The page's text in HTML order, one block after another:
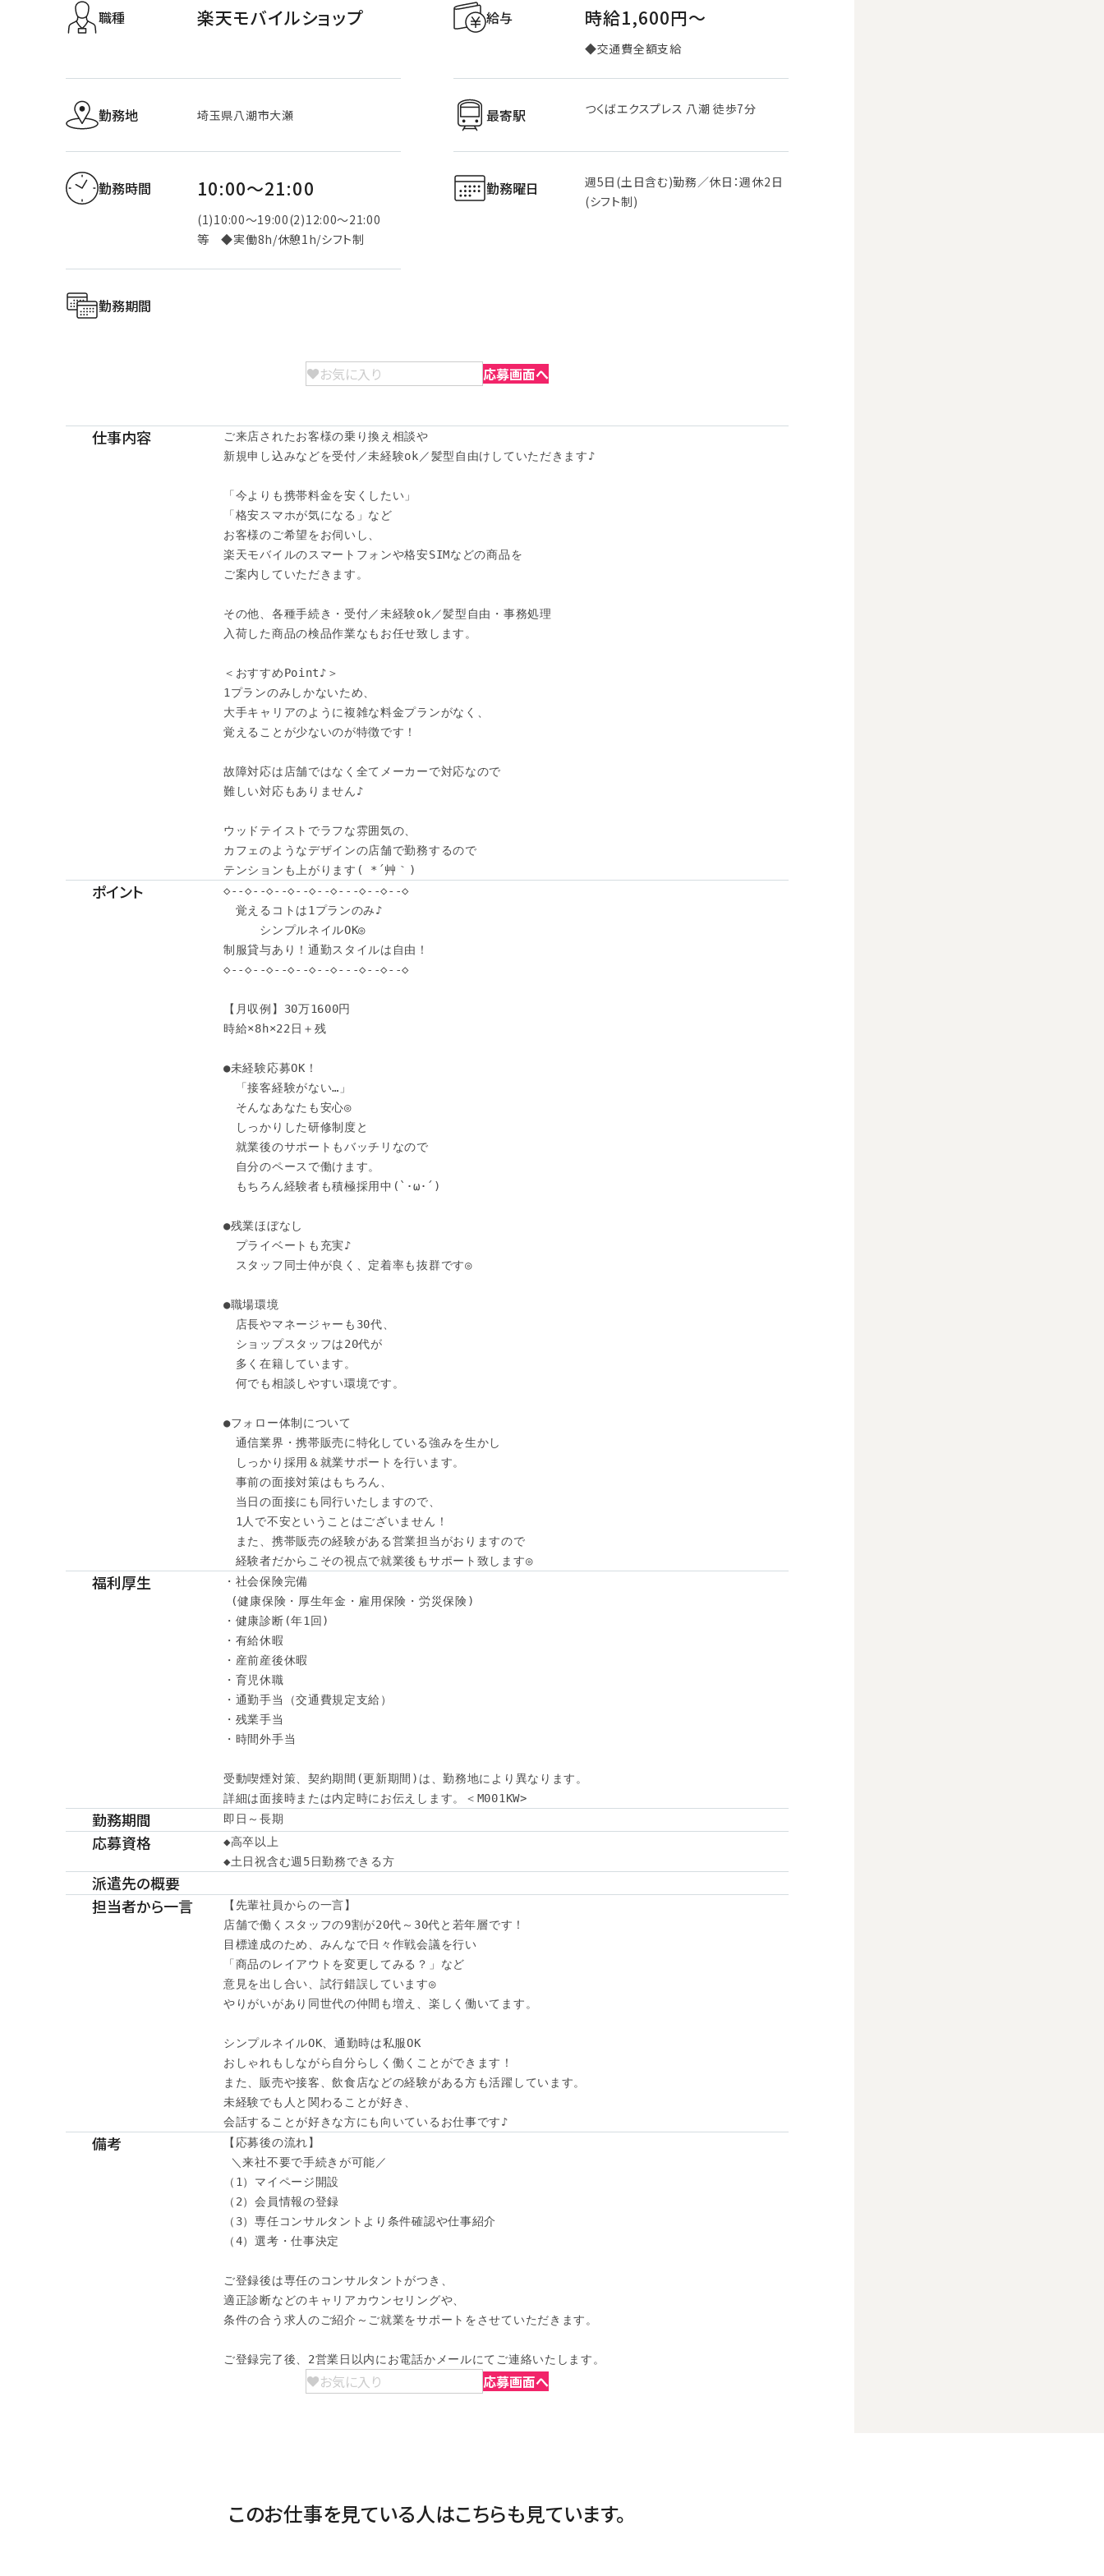
職種 楽天モバイルショップ 給与 時給1,600円〜
◆交通費全額支給
勤務地 埼玉県八潮市大瀬 最寄駅 つくばエクスプレス 八潮 徒歩7分
勤務時間 10:00～21:00
(1)10:00～19:00(2)12:00～21:00
等 ◆実働8h/休憩1h/シフト制
勤務曜日
週5日(土日含む)勤務／休日：週休2日
(シフト制)
勤務期間
お気に入り 応募画面へ
仕事内容
ご来店されたお客様の乗り換え相談や
新規申し込みなどを受付／未経験ok／髪型自由けしていただきます♪
「今よりも携帯料金を安くしたい」
「格安スマホが気になる」など
お客様のご希望をお伺いし、
楽天モバイルのスマートフォンや格安SIMなどの商品を
ご案内していただきます。
その他、各種手続き・受付／未経験ok／髪型自由・事務処理
入荷した商品の検品作業なもお任せ致します。
＜おすすめPoint♪＞
1プランのみしかないため、
大手キャリアのように複雑な料金プランがなく、
覚えることが少ないのが特徴です！
故障対応は店舗ではなく全てメーカーで対応なので
難しい対応もありません♪
ウッドテイストでラフな雰囲気の、
カフェのようなデザインの店舗で勤務するので
テンションも上がります( *´艸｀)
ポイント
◇--◇--◇--◇--◇--◇---◇--◇--◇
覚えるコトは1プランのみ♪
シンプルネイルOK◎
制服貸与あり！通勤スタイルは自由！
◇--◇--◇--◇--◇--◇---◇--◇--◇
【月収例】30万1600円
時給×8h×22日＋残
●未経験応募OK！
「接客経験がない…」
そんなあなたも安心◎
しっかりした研修制度と
就業後のサポートもバッチリなので
自分のペースで働けます。
もちろん経験者も積極採用中(`･ω･´)
●残業ほぼなし
プライベートも充実♪
スタッフ同士仲が良く、定着率も抜群です◎
●職場環境
店長やマネージャーも30代、
ショップスタッフは20代が
多く在籍しています。
何でも相談しやすい環境です。
●フォロー体制について
通信業界・携帯販売に特化している強みを生かし
しっかり採用＆就業サポートを行います。
事前の面接対策はもちろん、
当日の面接にも同行いたしますので、
1人で不安ということはございません！
また、携帯販売の経験がある営業担当がおりますので
経験者だからこその視点で就業後もサポート致します◎
福利厚生
・社会保険完備
(健康保険・厚生年金・雇用保険・労災保険)
・健康診断(年1回)
・有給休暇
・産前産後休暇
・育児休職
・通勤手当（交通費規定支給）
・残業手当
・時間外手当
受動喫煙対策、契約期間(更新期間)は、勤務地により異なります。
詳細は面接時または内定時にお伝えします。＜M001KW>
勤務期間 即日～長期
応募資格
◆高卒以上
◆土日祝含む週5日勤務できる方
派遣先の概要
担当者から一言
【先輩社員からの一言】
店舗で働くスタッフの9割が20代～30代と若年層です！
目標達成のため、みんなで日々作戦会議を行い
「商品のレイアウトを変更してみる？」など
意見を出し合い、試行錯誤しています◎
やりがいがあり同世代の仲間も増え、楽しく働いてます。
シンプルネイルOK、通勤時は私服OK
おしゃれもしながら自分らしく働くことができます！
また、販売や接客、飲食店などの経験がある方も活躍しています。
未経験でも人と関わることが好き、
会話することが好きな方にも向いているお仕事です♪
備考
【応募後の流れ】
＼来社不要で手続きが可能／
（1）マイページ開設
（2）会員情報の登録
（3）専任コンサルタントより条件確認や仕事紹介
（4）選考・仕事決定
ご登録後は専任のコンサルタントがつき、
適正診断などのキャリアカウンセリングや、
条件の合う求人のご紹介～ご就業をサポートをさせていただきます。
ご登録完了後、2営業日以内にお電話かメールにてご連絡いたします。
お気に入り 応募画面へ
このお仕事を見ている人はこちらも見ています。